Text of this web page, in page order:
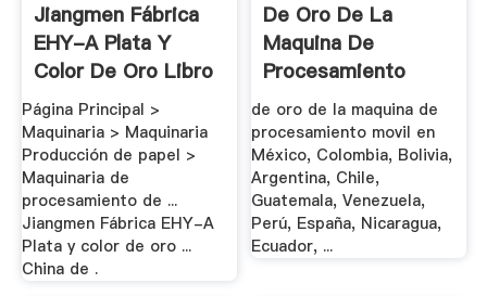
Jiangmen Fábrica
EHY-A Plata Y
Color De Oro Libro
...
Página Principal >
Maquinaria > Maquinaria
Producción de papel >
Maquinaria de
procesamiento de ...
Jiangmen Fábrica EHY-A
Plata y color de oro ...
China de .
De Oro De La
Maquina De
Procesamiento
Movil - .
de oro de la maquina de
procesamiento movil en
México, Colombia, Bolivia,
Argentina, Chile,
Guatemala, Venezuela,
Perú, España, Nicaragua,
Ecuador, ...